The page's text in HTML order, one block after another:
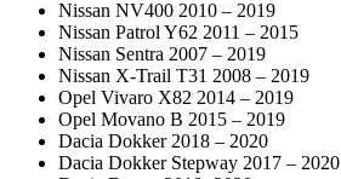
Nissan NV400 2010 – 2019
Nissan Patrol Y62 2011 – 2015
Nissan Sentra 2007 – 2019
Nissan X-Trail T31 2008 – 2019
Opel Vivaro X82 2014 – 2019
Opel Movano B 2015 – 2019
Dacia Dokker 2018 – 2020
Dacia Dokker Stepway 2017 – 2020